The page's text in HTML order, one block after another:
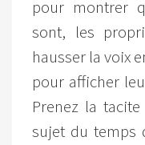
pour montrer
sont, les
hausser la voix
pour afficher
Prenez la
sujet du temps